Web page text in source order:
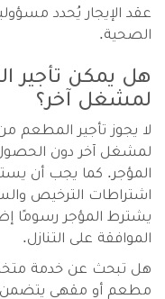
عقد الإيجار يُحدد
الصحية.
هل يمكن تأجير
لمشغل آخر؟
لا يجوز تأجير المطعم من
لمشغل آخر دون
المؤجر. كما يجب أن
اشتراطات الترخيص
يشترط المؤجر رسومًا
الموافقة على التنازل.
هل تبحث عن خدمة
مطعم أو مقهى يتضمن